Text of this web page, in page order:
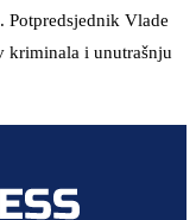
Potpredsjednik Vlade
kriminala i unutrašnju